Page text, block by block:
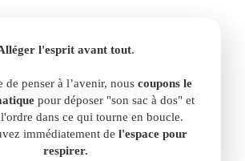
l'esprit avant tout.
de penser à l’avenir, nous coupons le
pour déposer "son sac à dos" et
dans ce qui tourne en boucle.
immédiatement de l'espace pour
respirer.